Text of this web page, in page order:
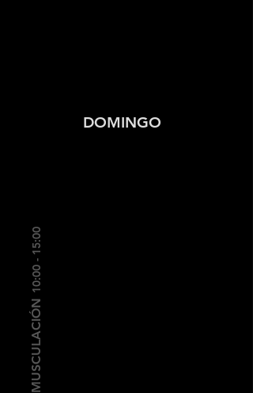
DOMINGO
MUSCULACIÓN
10:00 - 15:00